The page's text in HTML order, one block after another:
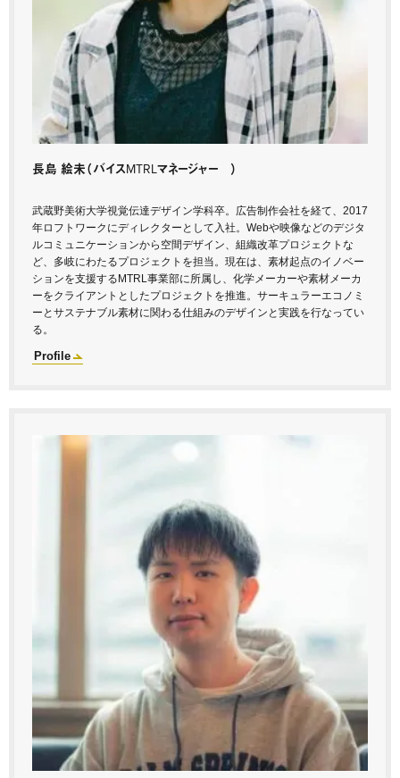
長島 絵未（バイスMTRLマネージャー ）
武蔵野美術大学視覚伝達デザイン学科卒。広告制作会社を経て、2017
年ロフトワークにディレクターとして入社。Webや映像などのデジタ
ルコミュニケーションから空間デザイン、組織改革プロジェクトな
ど、多岐にわたるプロジェクトを担当。現在は、素材起点のイノベー
ションを支援するMTRL事業部に所属し、化学メーカーや素材メーカ
ーをクライアントとしたプロジェクトを推進。サーキュラーエコノミ
ーとサステナブル素材に関わる仕組みのデザインと実践を行なってい
る。
Profile